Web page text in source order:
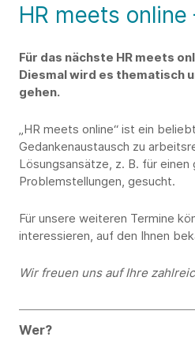
HR meets online
Für das nächste HR meets
Diesmal wird es thematisch
gehen.
„HR meets online“ ist ein
Gedankenaustausch zu
Lösungsansätze, z. B. für
Problemstellungen, gesucht.
Für unsere weiteren Termine
interessieren, auf den Ihnen
Wir freuen uns auf Ihre
Wer?